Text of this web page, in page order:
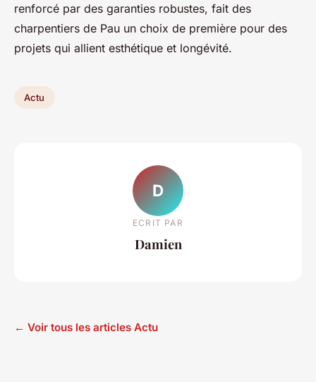
renforcé par des garanties robustes, fait des
charpentiers de Pau un choix de première pour des
projets qui allient esthétique et longévité.
Actu
D
ECRIT PAR
Damien
← Voir tous les articles Actu